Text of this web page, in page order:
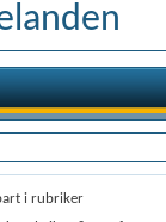
i rubriker